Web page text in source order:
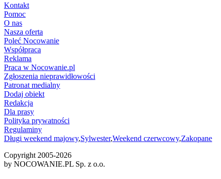
Kontakt
Pomoc
O nas
Nasza oferta
Poleć Nocowanie
Współpraca
Reklama
Praca w Nocowanie.pl
Zgłoszenia nieprawidłowości
Patronat medialny
Dodaj obiekt
Redakcja
Dla prasy
Polityka prywatności
Regulaminy
Długi weekend majowy,Sylwester,Weekend czerwcowy,Zakopane
Copyright 2005-2026
by NOCOWANIE.PL Sp. z o.o.